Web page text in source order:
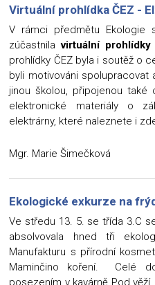
Virtuální prohlídka ČEZ -
V rámci předmětu Ekologie
zúčastnilavirtuální prohlídky
prohlídky ČEZ byla i soutěž o
byli motivováni
jinou školou, připojenou také
elektronické materiály o
elektrárny, které naleznete i
Mgr. Marie Šimečková
Ekologické exkurze na
Ve středu 13. 5. se třída 3.C
absolvovala hned tři
Manufakturu s přírodní
Maminčino koření. Celé
posezením v kavárně Pod